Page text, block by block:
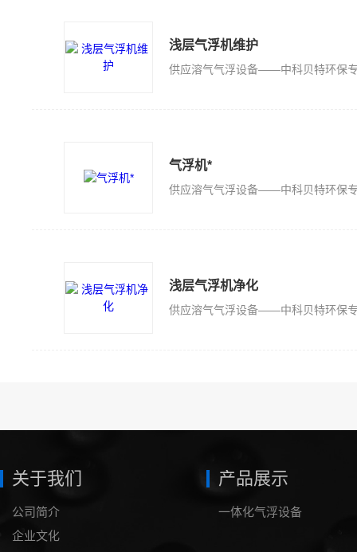
浅层气浮机维护
气浮机*
浅层气浮机净化
关于我们
公司简介
企业文化
产品展示
一体化气浮设备